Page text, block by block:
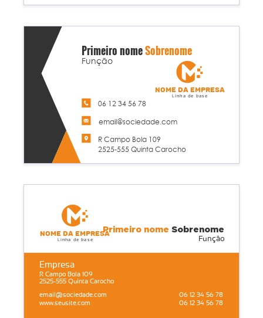
06 12 34 56 78
email@sociedade.com
R Campo Bola 109
2525-555 Quinta Carocho
Função
Primeiro nomeSobrenome
Nome da empresa
Linha de base
www.seusite.com
06 12 34 56 78
06 12 34 56 78
email@sociedade.com
R Campo Bola 109
2525-555 Quinta Carocho
Empresa
Função
Primeiro nomeSobrenome
Nome da empresa
Linha de base